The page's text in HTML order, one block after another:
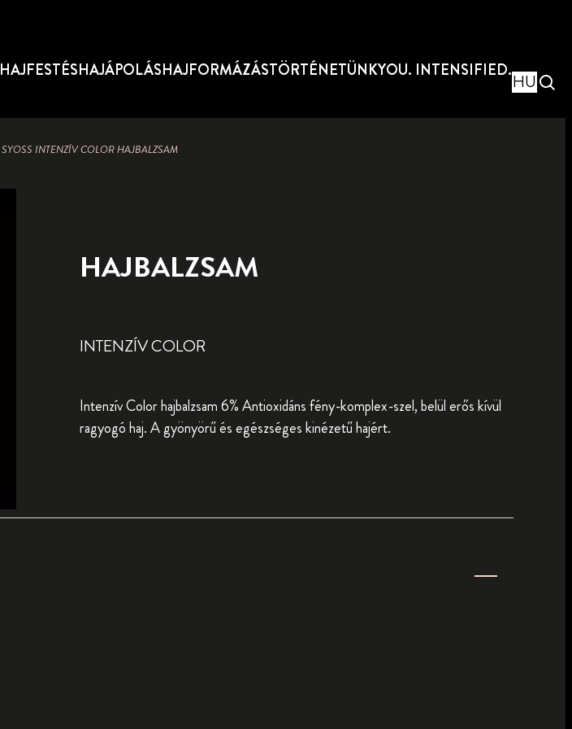
HAJFESTÉSHAJÁPOLÁSHAJFORMÁZÁSTÖRTÉNETÜNKYOU. INTENSIFIED.
HU
SYOSS INTENZÍV COLOR HAJBALZSAM
HAJBALZSAM
INTENZÍV COLOR
Intenzív Color hajbalzsam 6% Antioxidáns fény-komplex-szel, belül erős kívül
ragyogó haj. A gyönyörű és egészséges kinézetű hajért.